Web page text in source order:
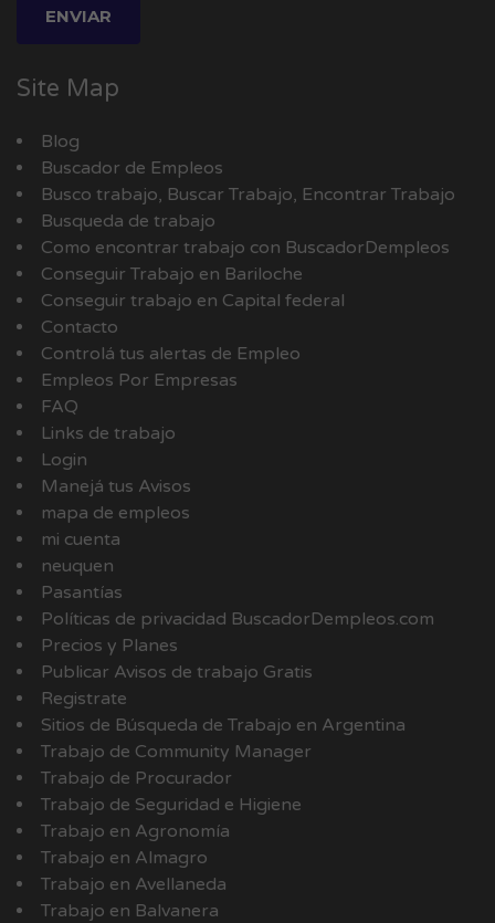
Site Map
Blog
Buscador de Empleos
Busco trabajo, Buscar Trabajo, Encontrar Trabajo
Busqueda de trabajo
Como encontrar trabajo con BuscadorDempleos
Conseguir Trabajo en Bariloche
Conseguir trabajo en Capital federal
Contacto
Controlá tus alertas de Empleo
Empleos Por Empresas
FAQ
Links de trabajo
Login
Manejá tus Avisos
mapa de empleos
mi cuenta
neuquen
Pasantías
Políticas de privacidad BuscadorDempleos.com
Precios y Planes
Publicar Avisos de trabajo Gratis
Registrate
Sitios de Búsqueda de Trabajo en Argentina
Trabajo de Community Manager
Trabajo de Procurador
Trabajo de Seguridad e Higiene
Trabajo en Agronomía
Trabajo en Almagro
Trabajo en Avellaneda
Trabajo en Balvanera